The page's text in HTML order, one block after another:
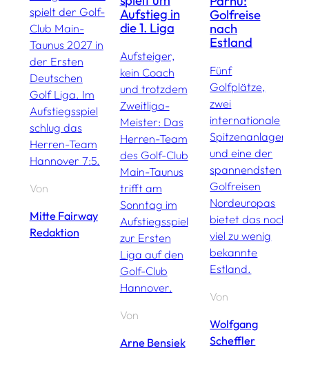
spielt der Golf-
Club Main-
Taunus 2027 in
der Ersten
Deutschen
Golf Liga. Im
Aufstiegsspiel
schlug das
Herren-Team
Hannover 7:5.
Von
Mitte Fairway
Redaktion
Aufstieg in
die 1. Liga
Aufsteiger,
kein Coach
und trotzdem
Zweitliga-
Meister: Das
Herren-Team
des Golf-Club
Main-Taunus
trifft am
Sonntag im
Aufstiegsspiel
zur Ersten
Liga auf den
Golf-Club
Hannover.
Von
Arne Bensiek
Golfreise
nach
Estland
Fünf
Golfplätze,
zwei
internationale
Spitzenanlagen
und eine der
spannendsten
Golfreisen
Nordeuropas
bietet das noch
viel zu wenig
bekannte
Estland.
Von
Wolfgang
Scheffler